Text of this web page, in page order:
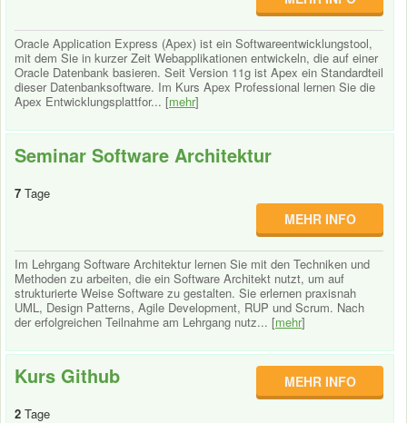
Oracle Application Express (Apex) ist ein Softwareentwicklungstool,
mit dem Sie in kurzer Zeit Webapplikationen entwickeln, die auf einer
Oracle Datenbank basieren. Seit Version 11g ist Apex ein Standardteil
dieser Datenbanksoftware. Im Kurs Apex Professional lernen Sie die
Apex Entwicklungsplattfor... [mehr]
Seminar Software Architektur
7 Tage
MEHR INFO
Im Lehrgang Software Architektur lernen Sie mit den Techniken und
Methoden zu arbeiten, die ein Software Architekt nutzt, um auf
strukturierte Weise Software zu gestalten. Sie erlernen praxisnah
UML, Design Patterns, Agile Development, RUP und Scrum. Nach
der erfolgreichen Teilnahme am Lehrgang nutz... [mehr]
Kurs Github
2 Tage
MEHR INFO